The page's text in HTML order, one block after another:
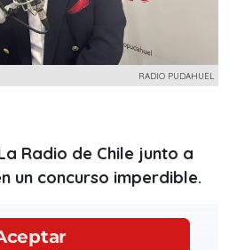
RADIO PUDAHUEL
Radio de Chile junto a
un concurso imperdible.